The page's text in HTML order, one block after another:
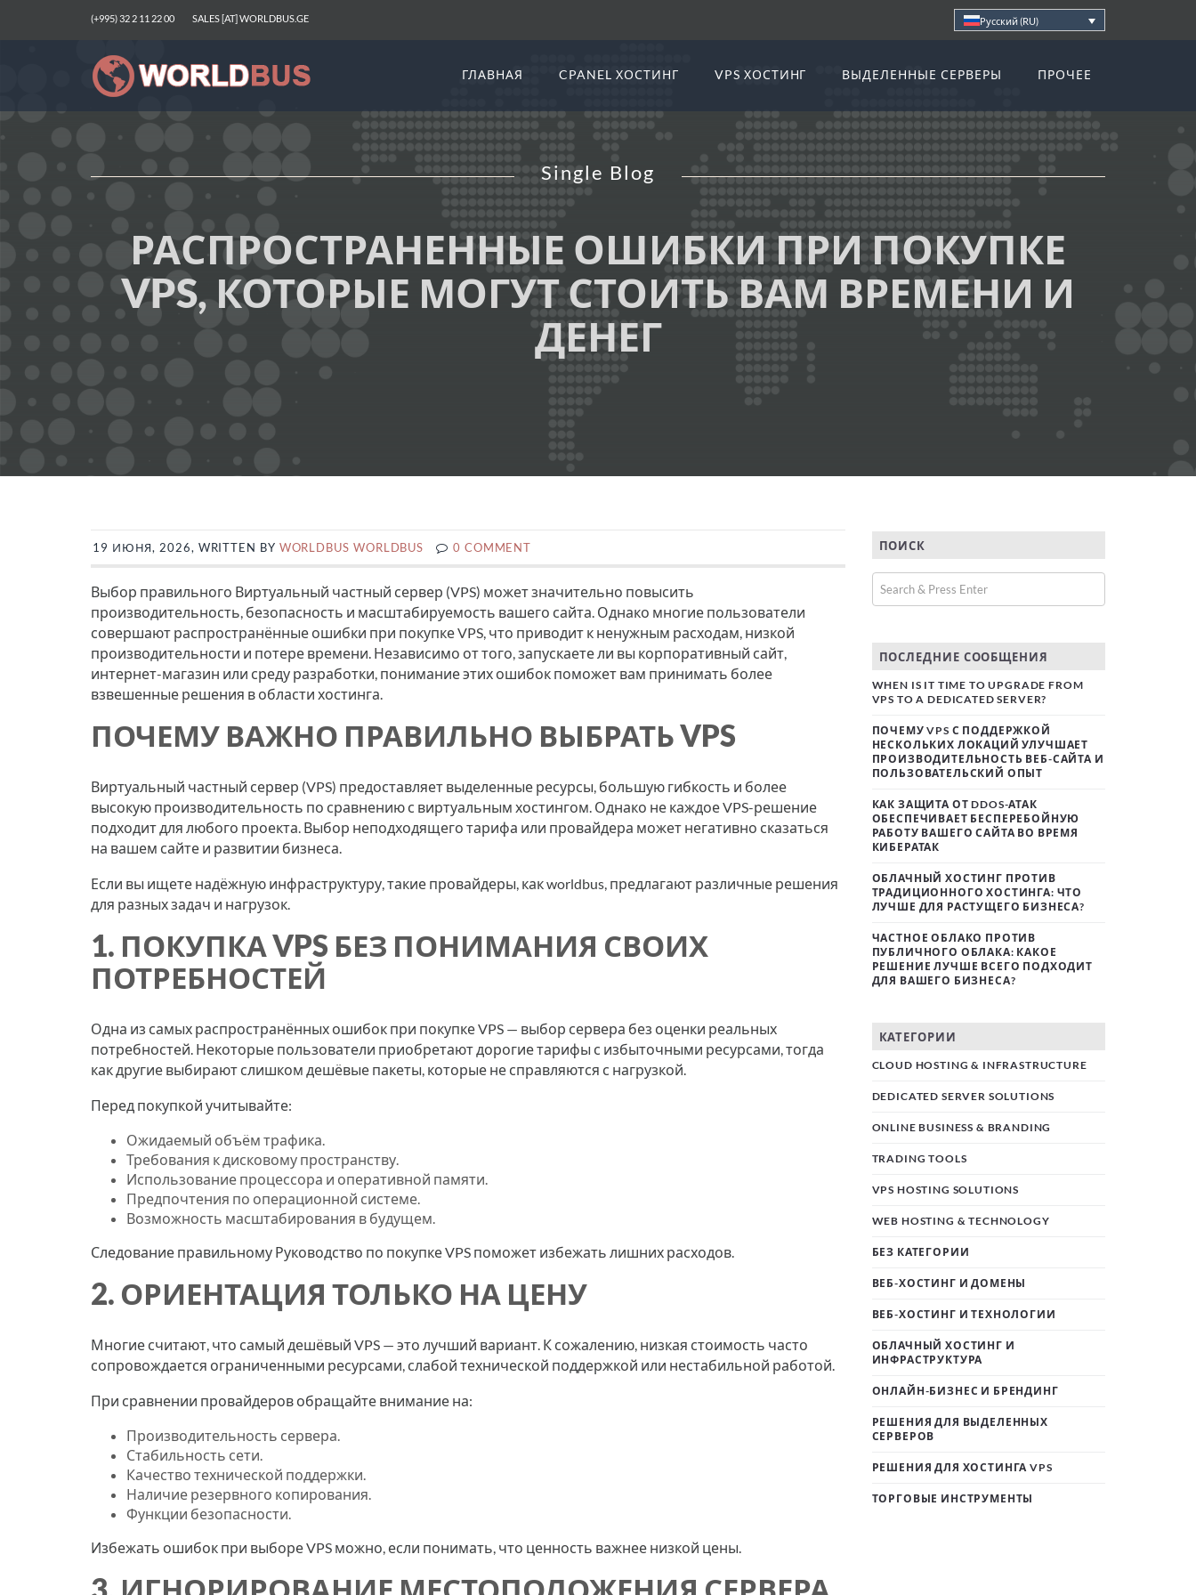
(+995) 32 2 11 22 00 SALES [AT] WORLDBUS.GE Русский (RU)
ГЛАВНАЯ CPANEL ХОСТИНГ VPS ХОСТИНГ ВЫДЕЛЕННЫЕ СЕРВЕРЫ ПРОЧЕЕ
Single Blog
РАСПРОСТРАНЕННЫЕ ОШИБКИ ПРИ ПОКУПКЕ
VPS, КОТОРЫЕ МОГУТ СТОИТЬ ВАМ ВРЕМЕНИ И
ДЕНЕГ
19 ИЮНЯ, 2026, WRITTEN BY WORLDBUS WORLDBUS 0 COMMENT
Выбор правильного Виртуальный частный сервер (VPS) может значительно повысить
производительность, безопасность и масштабируемость вашего сайта. Однако многие пользователи
совершают распространённые ошибки при покупке VPS, что приводит к ненужным расходам, низкой
производительности и потере времени. Независимо от того, запускаете ли вы корпоративный сайт,
интернет-магазин или среду разработки, понимание этих ошибок поможет вам принимать более
взвешенные решения в области хостинга.
ПОЧЕМУ ВАЖНО ПРАВИЛЬНО ВЫБРАТЬ VPS
Виртуальный частный сервер (VPS) предоставляет выделенные ресурсы, большую гибкость и более
высокую производительность по сравнению с виртуальным хостингом. Однако не каждое VPS-решение
подходит для любого проекта. Выбор неподходящего тарифа или провайдера может негативно сказаться
на вашем сайте и развитии бизнеса.
Если вы ищете надёжную инфраструктуру, такие провайдеры, как worldbus, предлагают различные решения
для разных задач и нагрузок.
1. ПОКУПКА VPS БЕЗ ПОНИМАНИЯ СВОИХ
ПОТРЕБНОСТЕЙ
Одна из самых распространённых ошибок при покупке VPS — выбор сервера без оценки реальных
потребностей. Некоторые пользователи приобретают дорогие тарифы с избыточными ресурсами, тогда
как другие выбирают слишком дешёвые пакеты, которые не справляются с нагрузкой.
Перед покупкой учитывайте:
Ожидаемый объём трафика.
Требования к дисковому пространству.
Использование процессора и оперативной памяти.
Предпочтения по операционной системе.
Возможность масштабирования в будущем.
Следование правильному Руководство по покупке VPS поможет избежать лишних расходов.
2. ОРИЕНТАЦИЯ ТОЛЬКО НА ЦЕНУ
Многие считают, что самый дешёвый VPS — это лучший вариант. К сожалению, низкая стоимость часто
сопровождается ограниченными ресурсами, слабой технической поддержкой или нестабильной работой.
При сравнении провайдеров обращайте внимание на:
Производительность сервера.
Стабильность сети.
Качество технической поддержки.
Наличие резервного копирования.
Функции безопасности.
Избежать ошибок при выборе VPS можно, если понимать, что ценность важнее низкой цены.
ПОИСК
ПОСЛЕДНИЕ СООБЩЕНИЯ
WHEN IS IT TIME TO UPGRADE FROM
VPS TO A DEDICATED SERVER?
ПОЧЕМУ VPS С ПОДДЕРЖКОЙ
НЕСКОЛЬКИХ ЛОКАЦИЙ УЛУЧШАЕТ
ПРОИЗВОДИТЕЛЬНОСТЬ ВЕБ-САЙТА И
ПОЛЬЗОВАТЕЛЬСКИЙ ОПЫТ
КАК ЗАЩИТА ОТ DDOS-АТАК
ОБЕСПЕЧИВАЕТ БЕСПЕРЕБОЙНУЮ
РАБОТУ ВАШЕГО САЙТА ВО ВРЕМЯ
КИБЕРАТАК
ОБЛАЧНЫЙ ХОСТИНГ ПРОТИВ
ТРАДИЦИОННОГО ХОСТИНГА: ЧТО
ЛУЧШЕ ДЛЯ РАСТУЩЕГО БИЗНЕСА?
ЧАСТНОЕ ОБЛАКО ПРОТИВ
ПУБЛИЧНОГО ОБЛАКА: КАКОЕ
РЕШЕНИЕ ЛУЧШЕ ВСЕГО ПОДХОДИТ
ДЛЯ ВАШЕГО БИЗНЕСА?
КАТЕГОРИИ
CLOUD HOSTING & INFRASTRUCTURE
DEDICATED SERVER SOLUTIONS
ONLINE BUSINESS & BRANDING
TRADING TOOLS
VPS HOSTING SOLUTIONS
WEB HOSTING & TECHNOLOGY
БЕЗ КАТЕГОРИИ
ВЕБ-ХОСТИНГ И ДОМЕНЫ
ВЕБ-ХОСТИНГ И ТЕХНОЛОГИИ
ОБЛАЧНЫЙ ХОСТИНГ И
ИНФРАСТРУКТУРА
ОНЛАЙН-БИЗНЕС И БРЕНДИНГ
РЕШЕНИЯ ДЛЯ ВЫДЕЛЕННЫХ
СЕРВЕРОВ
РЕШЕНИЯ ДЛЯ ХОСТИНГА VPS
ТОРГОВЫЕ ИНСТРУМЕНТЫ